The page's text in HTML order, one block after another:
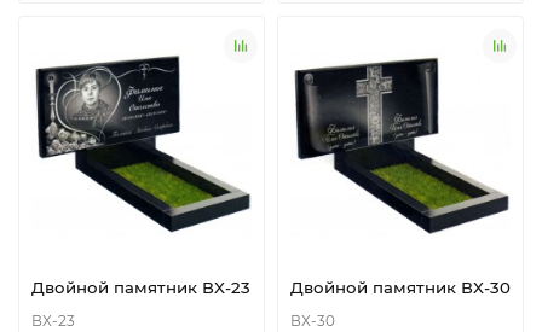
Двойной памятник ВX-23
ВX-23
Двойной памятник ВX-30
ВX-30